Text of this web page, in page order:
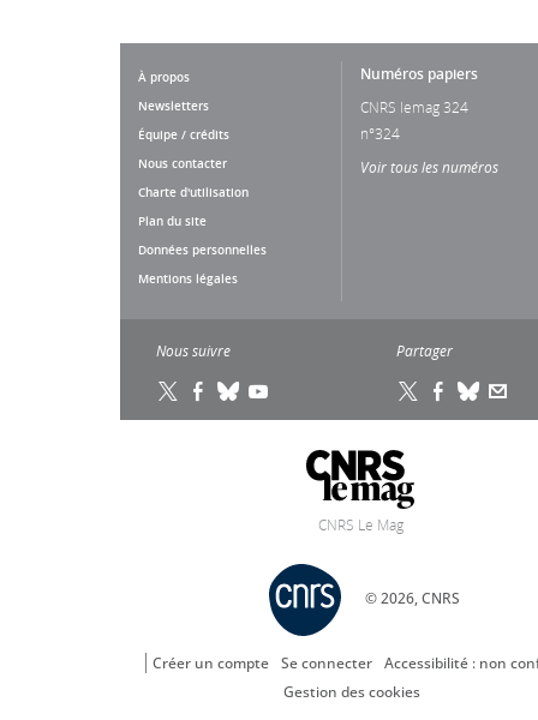
À propos
Newsletters
Équipe / crédits
Nous contacter
Charte d'utilisation
Plan du site
Données personnelles
Mentions légales
Numéros papiers
CNRS lemag 324
n°324
Voir tous les numéros
Nous suivre Partager
CNRS Le Mag
© 2026, CNRS
Créer un compte Se connecter
Accessibilité : non
Gestion des cookies